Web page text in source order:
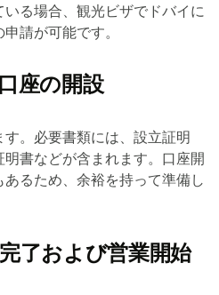
る場合、観光ビザでドバイに
請が可能です。
座の開設
。必要書類には、設立証明
書などが含まれます。口座開
るため、余裕を持って準備し
了および営業開始